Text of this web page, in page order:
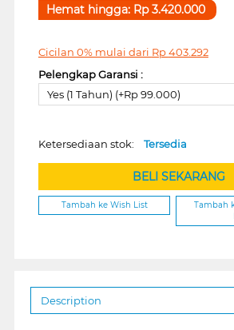
Hemat hingga: Rp3.420.000
Cicilan 0% mulai dari Rp403.292
Pelengkap Garansi :
Yes (1 Tahun) (+Rp 99.000)
Ketersediaan stok: Tersedia
BELI SEKARANG
Tambah ke Wish List
Tambah
Description